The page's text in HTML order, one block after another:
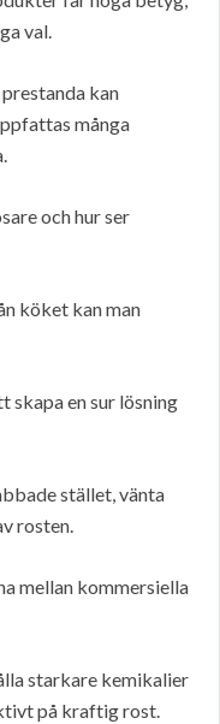
val.
kan
många
och hur ser
köket kan man
skapa en sur lösning
stället, vänta
rosten.
mellan kommersiella
starkare kemikalier
på kraftig rost.